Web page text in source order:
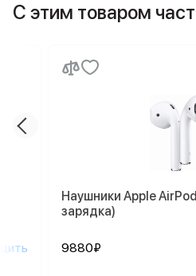
С этим товаром
Наушники Apple
зарядка)
9880₽